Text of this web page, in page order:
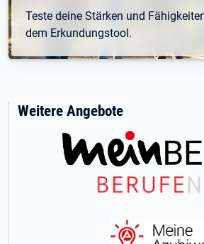
Teste deine Stärken und
dem Erkundungstool.
Weitere Angebote